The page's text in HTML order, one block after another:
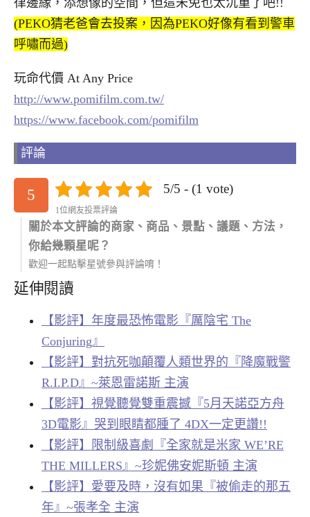
(PEKO猜老爸會去投案，因為PEKO好像有看到警車
呼嘯而過)
玩命代價 At Any Price
http://www.pomifilm.com.tw/
https://www.facebook.com/pomifilm
評論
5 5/5 - (1 vote)
1位網友投票評論
關於本文評論的商家、商品、景點、議題、方法，
你給幾顆星呢？
歡迎一起點擊星號參與評論唷！
延伸閱讀
【影評】年度最恐怖電影『厲陰宅 The
Conjuring』
【影評】對抗死咖顛覆人類世界的『降魔戰警
R.I.P.D』~萊恩雷諾斯 主演
【影評】視覺聽覺雙重震撼『5月天諾亞方舟
3D電影』哭到眼睛都腫了 4DX一定更讚!!
【影評】限制級喜劇『全家就是米家 WE’RE
THE MILLERS』~珍妮佛安妮斯頓 主演
【影評】愛要及時，沒有如果『被偷走的那五
年』~張孝全 主演